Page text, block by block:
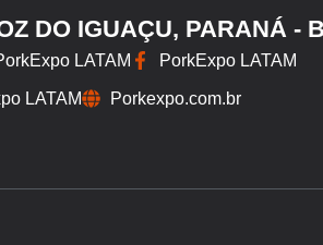
DO IGUAÇU, PARANÁ -
LATAM PorkExpo LATAM
LATAM Porkexpo.com.br